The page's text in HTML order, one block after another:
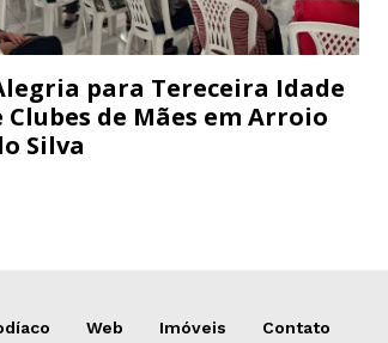
para Tereceira Idade
Clubes de Mães em Arroio
Silva
Web Imóveis Contato